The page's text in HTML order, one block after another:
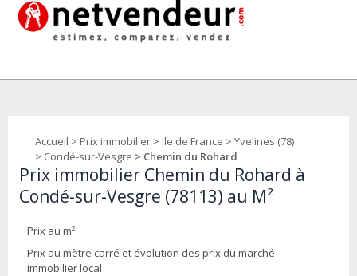
Accueil > Prix immobilier > Ile de France > Yvelines (78)
> Condé-sur-Vesgre > Chemin du Rohard
Prix immobilier Chemin du Rohard à
Condé-sur-Vesgre (78113) au M²
Prix au m²
Prix au mètre carré et évolution des prix du marché
immobilier local